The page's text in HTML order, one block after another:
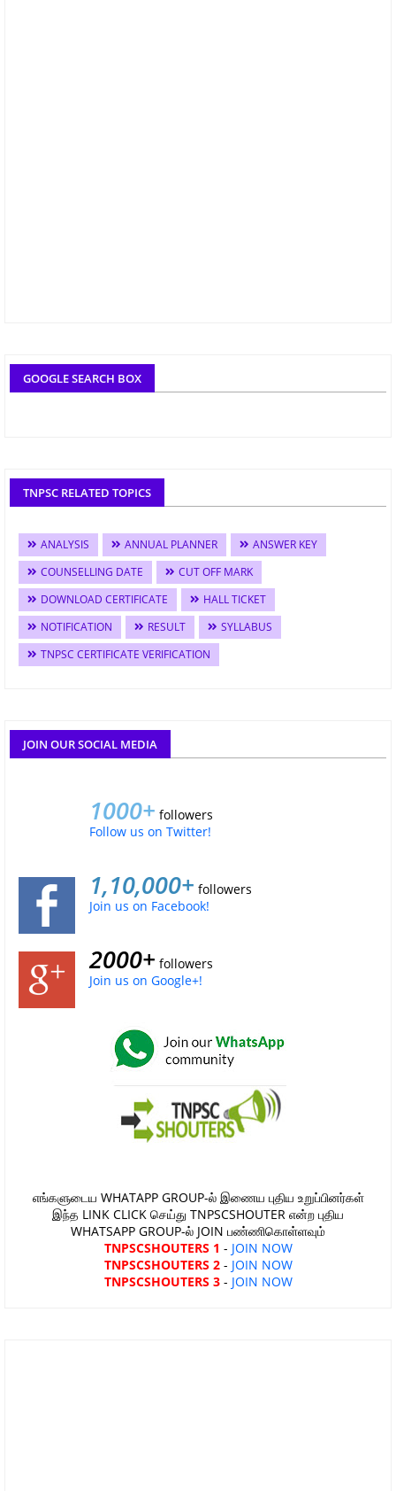
GOOGLE SEARCH BOX
TNPSC RELATED TOPICS
ANALYSIS ANNUAL PLANNER
ANSWER KEY
COUNSELLING DATE
CUT OFF MARK
DOWNLOAD CERTIFICATE
HALL TICKET
NOTIFICATION
RESULT
SYLLABUS
TNPSC CERTIFICATE VERIFICATION
JOIN OUR SOCIAL MEDIA
1000+ followers
Follow us on Twitter!
1,10,000+ followers
Join us on Facebook!
2000+ followers
Join us on Google+!
எங்களுடைய WHATAPP GROUP-ல் இணைய புதிய உறுப்பினர்கள்
இந்த LINK CLICK செய்து TNPSCSHOUTER என்ற புதிய
WHATSAPP GROUP-ல் JOIN பண்ணிகொள்ளவும்
TNPSCSHOUTERS 1 - JOIN NOW
TNPSCSHOUTERS 2- JOIN NOW
TNPSCSHOUTERS 3- JOIN NOW